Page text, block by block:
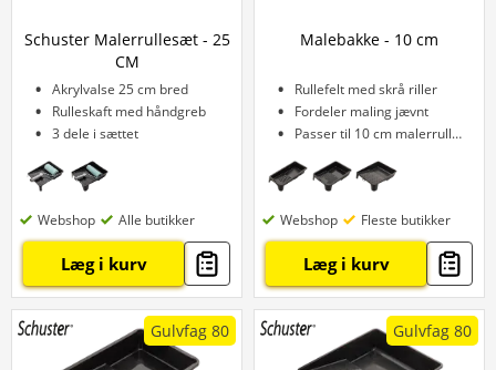
Schuster Malerrullesæt - 25
CM
Akrylvalse 25 cm bred
Rulleskaft med håndgreb
3 dele i sættet
Webshop Alle butikker
Læg i kurv
Malebakke - 10 cm
Rullefelt med skrå riller
Fordeler maling jævnt
Passer til 10 cm malerruller
Webshop Fleste butikker
Læg i kurv
Gulvfag 80 Gulvfag 80